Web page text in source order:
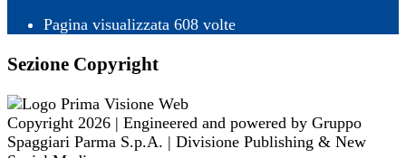
Pagina visualizzata 608 volte
Sezione Copyright
Copyright 2026 | Engineered and powered by Gruppo
Spaggiari Parma S.p.A. | Divisione Publishing & New